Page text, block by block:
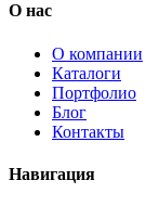
О нас
О компании
Каталоги
Портфолио
Блог
Контакты
Навигация